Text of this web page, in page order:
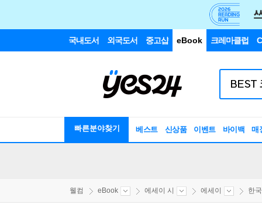
국내도서 외국도서 중고샵 eBook 크레마클럽
빠른분야찾기 베스트 신상품 이벤트 바이백 매
웰컴 eBook 에세이 시 에세이 한